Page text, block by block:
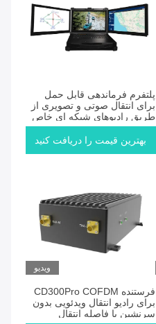
پلتفرم فرماندهی قابل حمل
برای انتقال صوتی و تصویری از
طریق رادیوهای شبکه ای خاص
بهترین قیمت را دریافت کنید
ویدیو
فرستنده CD300Pro COFDM
برای رادیو انتقال ویدئویی بدون
سرنشین با فاصله انتقال